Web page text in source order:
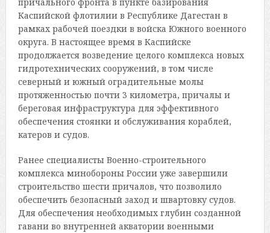
Каспийской флотилии в Республике Дагестан в
рамках рабочей поездки в войска Южного военного
округа. В настоящее время в Каспийске
продолжается возведение целого комплекса новых
гидротехнических сооружений, в том числе
северный и южный оградительные молы
протяженностью почти 3 километра, причалы и
береговая инфраструктура для эффективного
обеспечения стоянки и обслуживания кораблей,
катеров и судов.
Ранее специалисты Военно-строительного
комплекса минобороны России уже завершили
строительство шести причалов, что позволило
обеспечить безопасный заход и швартовку судов.
Для обеспечения необходимых глубин созданной
гавани во внутренней акватории военными